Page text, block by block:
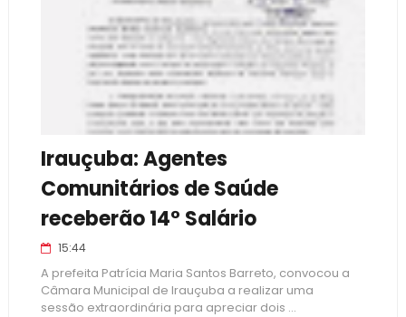
Irauçuba: Agentes
Comunitários de Saúde
receberão 14° Salário
15:44
A prefeita Patrícia Maria Santos Barreto, convocou a
Câmara Municipal de Irauçuba a realizar uma
sessão extraordinária para apreciar dois ...